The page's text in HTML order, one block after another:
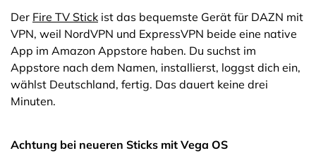
Der Fire TV Stick ist das bequemste Gerät für DAZN mit
VPN, weil NordVPN und ExpressVPN beide eine native
App im Amazon Appstore haben. Du suchst im
Appstore nach dem Namen, installierst, loggst dich ein,
wählst Deutschland, fertig. Das dauert keine drei
Minuten.
Achtung bei neueren Sticks mit Vega OS